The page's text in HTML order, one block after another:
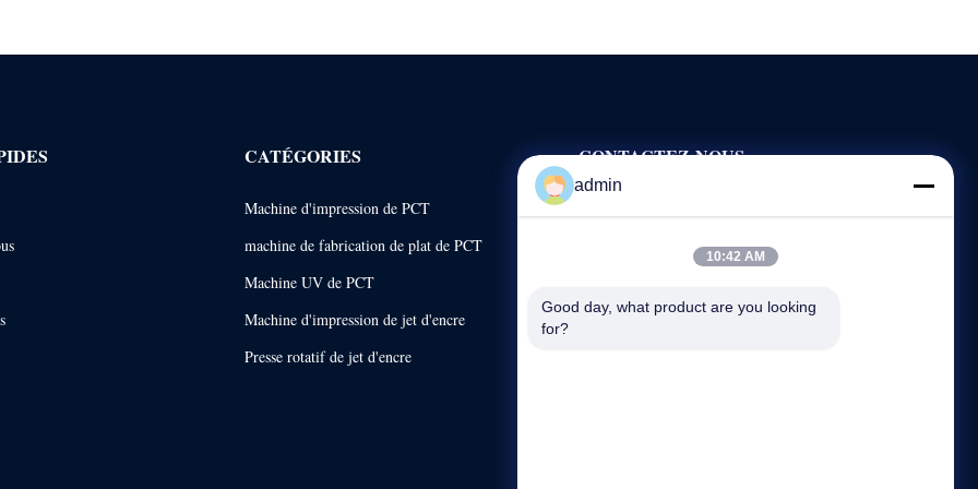
CATÉGORIES
Machine d'impression de PCT
machine de fabrication de plat de PCT
Machine UV de PCT
Machine d'impression de jet d'encre
Presse rotatif de jet d'encre
CONTACTEZ-NOUS
1er étage, C de construction, parc technologique de
admin
10:42 AM
Good day, what product are you looking
for?